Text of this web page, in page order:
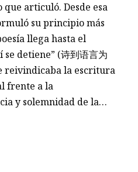
articuló. Desde esa
su principio más
llega hasta el
detiene” (诗到语言为
reivindicaba la escritura
frente a la
y solemnidad de la…